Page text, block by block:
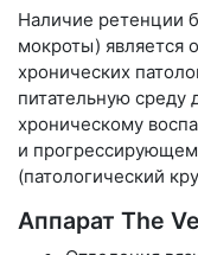
Наличие ретенции
мокроты) является
хронических
питательную среду
хроническому
и
(патологический
Аппарат The